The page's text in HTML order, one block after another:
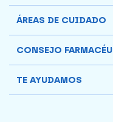
ÁREAS DE CUIDADO
CONSEJO
TE AYUDAMOS